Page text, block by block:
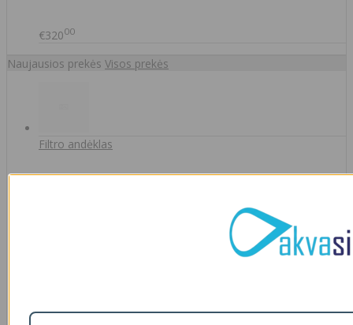
€32000
Naujausios prekės Visos prekės
Filtro andėklas
€290